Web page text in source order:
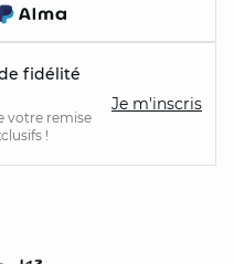
fidélité
votre remise
!
Je m'inscris